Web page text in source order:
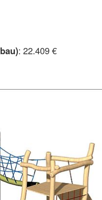
: 22.409 €